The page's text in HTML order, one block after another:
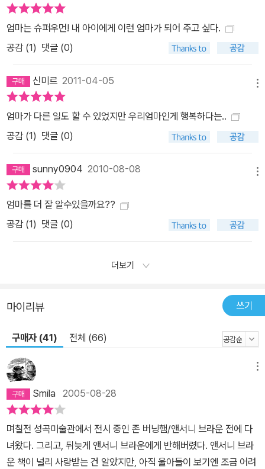
엄마는 슈퍼우먼! 내 아이에게 이런 엄마가 되어 주고 싶다.
공감 (1) 댓글 (0)
신미르 2011-04-05
엄마가 다른 일도 할 수 있었지만 우리엄마인게 행복하다는..
공감 (1) 댓글 (0)
sunny0904 2010-08-08
엄마를 더 잘 알수있을까요??
공감 (1) 댓글 (0)
더보기
마이리뷰 쓰기
구매자 (41) 전체 (66)
Smila 2005-08-28
며칠전 성곡미술관에서 전시 중인 존 버닝햄/앤서니 브라운 전에 다
녀왔다. 그리고, 뒤늦게 앤서니 브라운에게 반해버렸다. 앤서니 브라
운 책이 널리 사랑받는 건 알았지만, 아직 울아들이 보기엔 조금 어려